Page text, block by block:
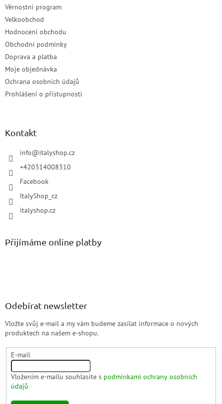
Věrnostní program
Velkoobchod
Hodnocení obchodu
Obchodní podmínky
Doprava a platba
Moje objednávka
Ochrana osobních údajů
Prohlášení o přístupnosti
Kontakt
info@italyshop.cz
+420314008310
Facebook
ItalyShop_cz
italyshop.cz
Přijímáme online platby
Odebírat newsletter
Vložte svůj e-mail a my vám budeme zasílat informace o nových
produktech na našem e-shopu.
E-mail
Vložením e-mailu souhlasíte s podmínkami ochrany osobních
údajů